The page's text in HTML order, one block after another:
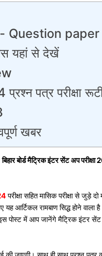
paper
यहां से देखें
प्रश्न पत्र परीक्षा
खबर
मैट्रिक इंटर सेंट अप परीक्षा
परीक्षा सहित मासिक परीक्षा से
आर्टिकल रामबाण सिद्ध होने वाला
पोस्ट में आप जानेंगे मैट्रिक इंटर सेंट